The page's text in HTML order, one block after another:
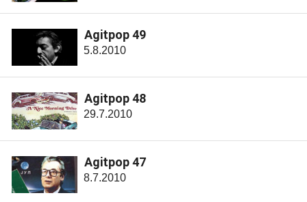
Agitpop 49
5.8.2010
Agitpop 48
29.7.2010
Agitpop 47
8.7.2010